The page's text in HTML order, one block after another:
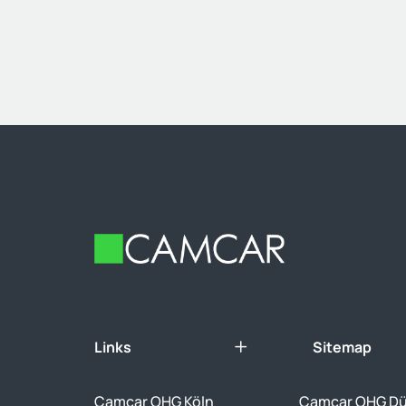
Footer
Links Sitemap
Camcar OHG Köln
Camcar OHG